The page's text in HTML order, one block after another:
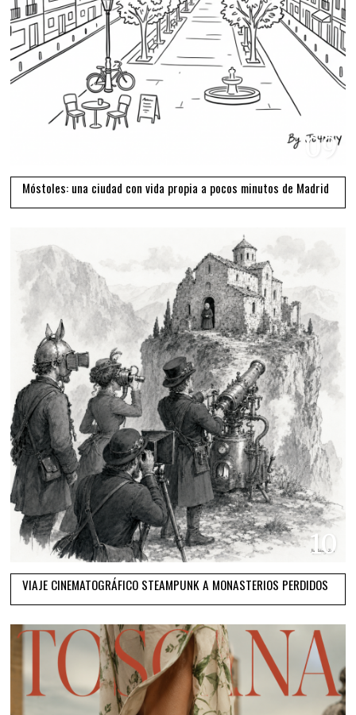
09
Móstoles: una ciudad con vida propia a pocos minutos de Madrid
10
VIAJE CINEMATOGRÁFICO STEAMPUNK A MONASTERIOS PERDIDOS